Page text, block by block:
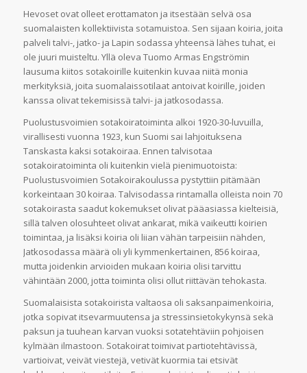
Hevoset ovat olleet erottamaton ja itsestään selvä osa
suomalaisten kollektiivista sotamuistoa. Sen sijaan koiria, joita
palveli talvi-, jatko- ja Lapin sodassa yhteensä lähes tuhat, ei
ole juuri muisteltu. Yllä oleva Tuomo Armas Engströmin
lausuma kiitos sotakoirille kuitenkin kuvaa niitä monia
merkityksiä, joita suomalaissotilaat antoivat koirille, joiden
kanssa olivat tekemisissä talvi- ja jatkosodassa.
Puolustusvoimien sotakoiratoiminta alkoi 1920-30-luvuilla,
virallisesti vuonna 1923, kun Suomi sai lahjoituksena
Tanskasta kaksi sotakoiraa. Ennen talvisotaa
sotakoiratoiminta oli kuitenkin vielä pienimuotoista:
Puolustusvoimien Sotakoirakoulussa pystyttiin pitämään
korkeintaan 30 koiraa. Talvisodassa rintamalla olleista noin 70
sotakoirasta saadut kokemukset olivat pääasiassa kielteisiä,
sillä talven olosuhteet olivat ankarat, mikä vaikeutti koirien
toimintaa, ja lisäksi koiria oli liian vähän tarpeisiin nähden,
Jatkosodassa määrä oli yli kymmenkertainen, 856 koiraa,
mutta joidenkin arvioiden mukaan koiria olisi tarvittu
vähintään 2000, jotta toiminta olisi ollut riittävän tehokasta.
Suomalaisista sotakoirista valtaosa oli saksanpaimenkoiria,
jotka sopivat itsevarmuutensa ja stressinsietokykynsä sekä
paksun ja tuuhean karvan vuoksi sotatehtäviin pohjoisen
kylmään ilmastoon. Sotakoirat toimivat partiotehtävissä,
vartioivat, veivät viestejä, vetivät kuormia tai etsivät